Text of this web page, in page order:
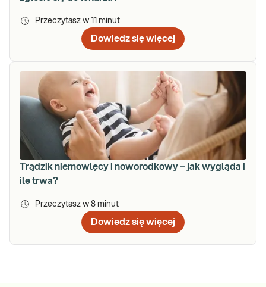
Przeczytasz w 11 minut
Dowiedz się więcej
Trądzik niemowlęcy i noworodkowy – jak wygląda i
ile trwa?
Przeczytasz w 8 minut
Dowiedz się więcej